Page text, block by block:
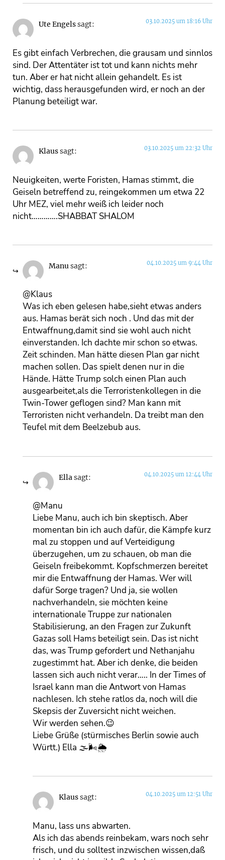
Ute Engelssagt: 03.10.2025 um 18:16 Uhr
Es gibt einfach Verbrechen, die grausam und sinnlos
sind. Der Attentäter ist tot und kann nichts mehr
tun. Aber er hat nicht allein gehandelt. Es ist
wichtig, dass herausgefunden wird, er noch an der
Planung beteiligt war.
Klaussagt: 03.10.2025 um 22:32 Uhr
Neuigkeiten, werte Foristen, Hamas stimmt, die
Geiseln betreffend zu, reingekommen um etwa 22
Uhr MEZ, viel mehr weiß ich leider noch
nicht………….SHABBAT SHALOM
Manusagt: 04.10.2025 um 9:44 Uhr
@Klaus
Was ich eben gelesen habe,sieht etwas anders
aus. Hamas berät sich noch . Und das mit der
Entwaffnung,damit sind sie wohl auch nicht
einverstanden. Ich dachte mir schon so etwas.
Zeit schinden. Man hätte diesen Plan gar nicht
machen sollen. Das spielt denen nur in die
Hände. Hätte Trump solch einen Plan auch
ausgearbeitet,als die Terroristenkollegen in die
Twin-Tower geflogen sind? Man kann mit
Terroristen nicht verhandeln. Da treibt man den
Teufel mit dem Beelzebub aus.
Ellasagt: 04.10.2025 um 12:44 Uhr
@Manu
Liebe Manu, auch ich bin skeptisch. Aber
momentan bin ich auch dafür, die Kämpfe kurz
mal zu stoppen und auf Verteidigung
überzugehen, um zu schauen, ob man die
Geiseln freibekommt. Kopfschmerzen bereitet
mir die Entwaffnung der Hamas. Wer will
dafür Sorge tragen? Und ja, sie wollen
nachverhandeln, sie möchten keine
internationale Truppe zur nationalen
Stabilisierung, an den Fragen zur Zukunft
Gazas soll Hams beteiligt sein. Das ist nicht
das, was Trump gefordert und Nethanjahu
zugestimmt hat. Aber ich denke, die beiden
lassen sich auch nicht verar….. In der Times of
Israel kann man die Antwort von Hamas
nachlesen. Ich stehe ratlos da, noch will die
Skepsis der Zuversicht nicht weichen.
Wir werden sehen.😉
Liebe Grüße (stürmisches Berlin sowie auch
Württ.) Ella 🌫🌬🌦
Klaussagt: 04.10.2025 um 12:51 Uhr
Manu, lass uns abwarten.
Als ich das abends reinbekam, wars noch sehr
frisch, und du solltest inzwischen wissen,daß